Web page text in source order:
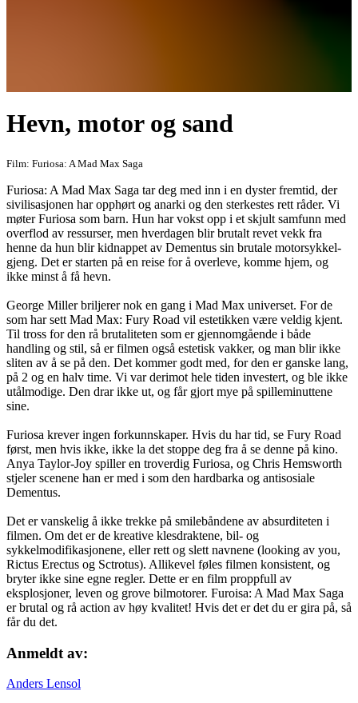
Hevn, motor og sand
Film: Furiosa: A Mad Max Saga
Furiosa: A Mad Max Saga tar deg med inn i en dyster fremtid, der
sivilisasjonen har opphørt og anarki og den sterkestes rett råder. Vi
møter Furiosa som barn. Hun har vokst opp i et skjult samfunn med
overflod av ressurser, men hverdagen blir brutalt revet vekk fra
henne da hun blir kidnappet av Dementus sin brutale motorsykkel-
gjeng. Det er starten på en reise for å overleve, komme hjem, og
ikke minst å få hevn.
George Miller briljerer nok en gang i Mad Max universet. For de
som har sett Mad Max: Fury Road vil estetikken være veldig kjent.
Til tross for den rå brutaliteten som er gjennomgående i både
handling og stil, så er filmen også estetisk vakker, og man blir ikke
sliten av å se på den. Det kommer godt med, for den er ganske lang,
på 2 og en halv time. Vi var derimot hele tiden investert, og ble ikke
utålmodige. Den drar ikke ut, og får gjort mye på spilleminuttene
sine.
Furiosa krever ingen forkunnskaper. Hvis du har tid, se Fury Road
først, men hvis ikke, ikke la det stoppe deg fra å se denne på kino.
Anya Taylor-Joy spiller en troverdig Furiosa, og Chris Hemsworth
stjeler scenene han er med i som den hardbarka og antisosiale
Dementus.
Det er vanskelig å ikke trekke på smilebåndene av absurditeten i
filmen. Om det er de kreative klesdraktene, bil- og
sykkelmodifikasjonene, eller rett og slett navnene (looking av you,
Rictus Erectus og Sctrotus). Allikevel føles filmen konsistent, og
bryter ikke sine egne regler. Dette er en film proppfull av
eksplosjoner, leven og grove bilmotorer. Furoisa: A Mad Max Saga
er brutal og rå action av høy kvalitet! Hvis det er det du er gira på, så
får du det.
Anmeldt av:
Anders Lensol